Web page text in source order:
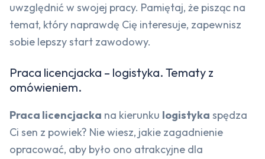
uwzględnić w swojej pracy. Pamiętaj, że pisząc na
temat, który naprawdę Cię interesuje, zapewnisz
sobie lepszy start zawodowy.
Praca licencjacka – logistyka. Tematy z
omówieniem.
Praca licencjacka na kierunku logistyka spędza
Ci sen z powiek? Nie wiesz, jakie zagadnienie
opracować, aby było ono atrakcyjne dla